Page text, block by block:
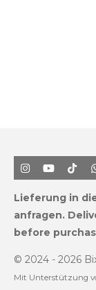
I
n
t
a
r
m
Y
o
T
u
e
T
i
k
T
o
t
Lieferung in
anfragen.
before
© 2024 - 2026
Mit Unterstützung